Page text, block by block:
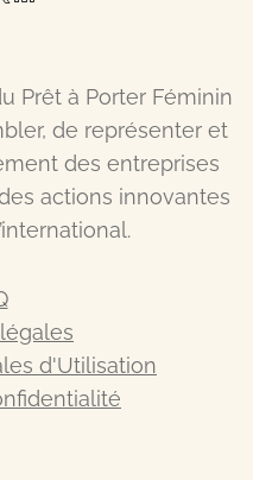
Prêt à Porter Féminin
de représenter et
des entreprises
actions innovantes
d'Utilisation